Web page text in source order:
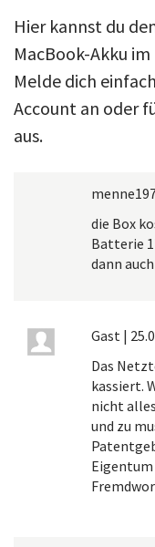
Hier kannst du
MacBook-Akku
Melde dich
Account an oder
aus.
die Box
Batterie
dann
Gast |
Das
kassiert.
nicht
und zu
Eigentum